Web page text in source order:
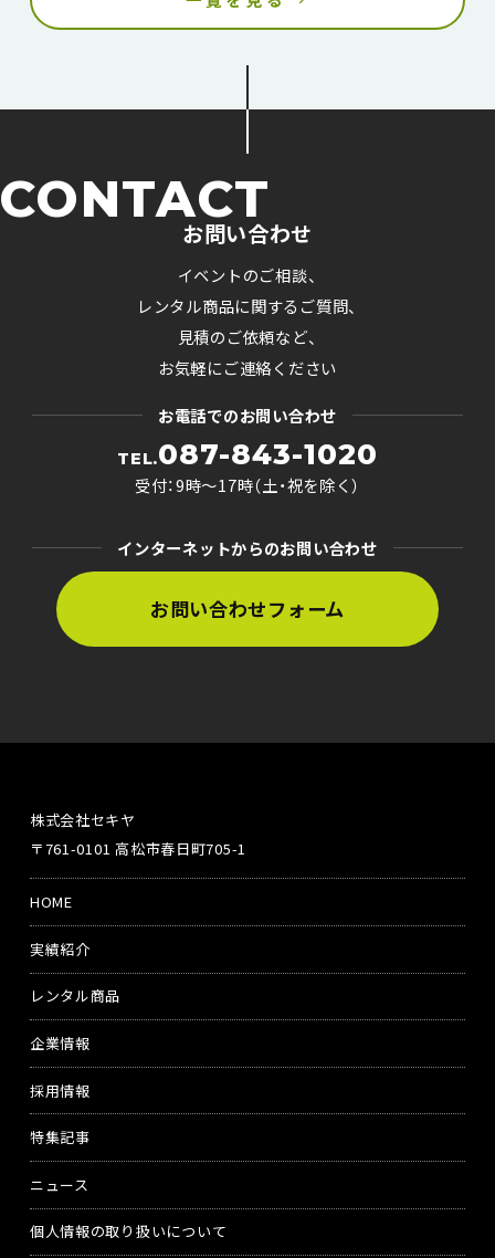
CONTACT
お問い合わせ
イベントのご相談、
レンタル商品に関するご質問、
見積のご依頼など、
お気軽にご連絡ください
お電話でのお問い合わせ
TEL.087-843-1020
受付：9時〜17時（土・祝を除く）
インターネットからのお問い合わせ
お問い合わせフォーム
株式会社セキヤ
〒761-0101 高松市春日町705-1
HOME
実績紹介
レンタル商品
企業情報
採用情報
特集記事
ニュース
個人情報の取り扱いについて